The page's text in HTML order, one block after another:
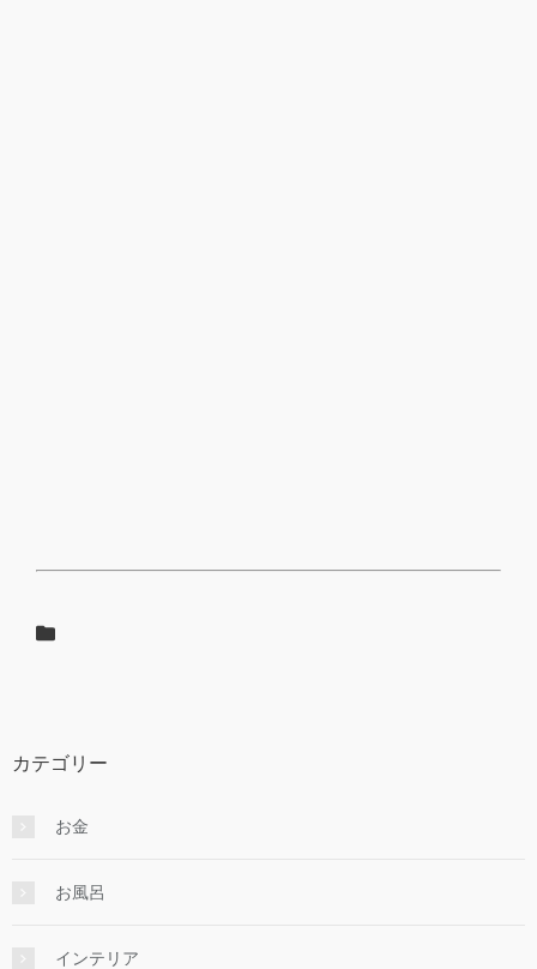
カテゴリー
お金
お風呂
インテリア